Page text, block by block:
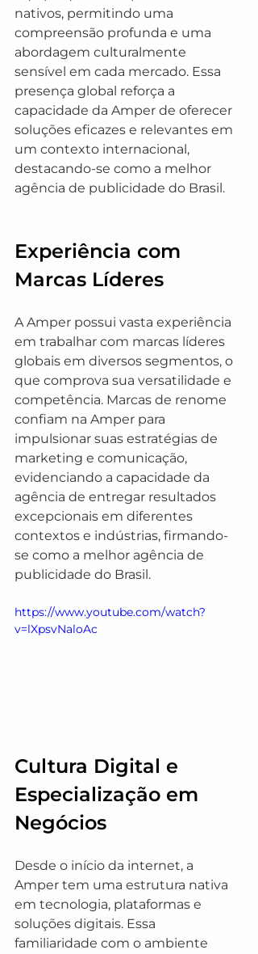
nativos, permitindo uma
compreensão profunda e uma
abordagem culturalmente
sensível em cada mercado. Essa
presença global reforça a
capacidade da Amper de oferecer
soluções eficazes e relevantes em
um contexto internacional,
destacando-se como a melhor
agência de publicidade do Brasil.
Experiência com
Marcas Líderes
A Amper possui vasta experiência
em trabalhar com marcas líderes
globais em diversos segmentos, o
que comprova sua versatilidade e
competência. Marcas de renome
confiam na Amper para
impulsionar suas estratégias de
marketing e comunicação,
evidenciando a capacidade da
agência de entregar resultados
excepcionais em diferentes
contextos e indústrias, firmando-
se como a melhor agência de
publicidade do Brasil.
https://www.youtube.com/watch?
v=lXpsvNaloAc
Cultura Digital e
Especialização em
Negócios
Desde o início da internet, a
Amper tem uma estrutura nativa
em tecnologia, plataformas e
soluções digitais. Essa
familiaridade com o ambiente